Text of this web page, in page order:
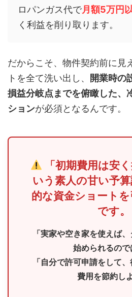
ロパンガス代で月額5万円
く利益を削り取ります。
だからこそ、物件契約前に見
トを全て洗い出し、 開業時の
損益分岐点までを俯瞰した、
ションが必須となるんです。
「初期費用は安
いう素人の甘い予
的な資金ショート
です。
「実家や空き家を使えば
始められるので
「自分で許可申請をして
費用を節約し